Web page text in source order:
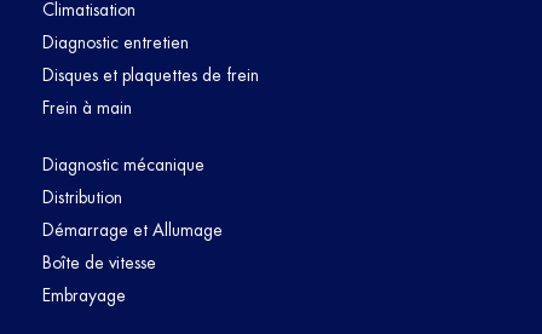
Climatisation
Diagnostic entretien
Disques et plaquettes de frein
Frein à main
Diagnostic mécanique
Distribution
Démarrage et Allumage
Boîte de vitesse
Embrayage